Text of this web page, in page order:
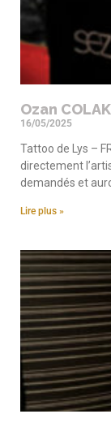
Ozan
16/05/2025
Tattoo de Lys –
directement
demandés et
Lire plus »